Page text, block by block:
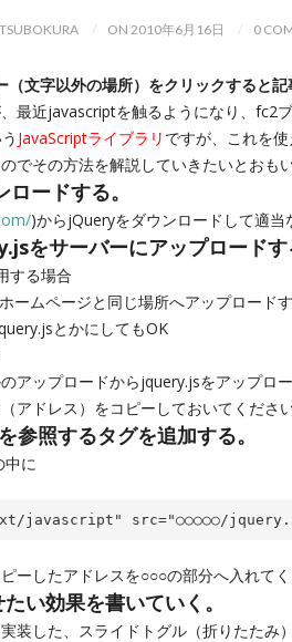
ON 2010年6月16日 0
（文字以外の場所）をクリックすると記
最近javascriptを触るようになり、fc2
JavaScriptライブラリ ですが、これを
でその方法を解説していきたいとおもい
ードする。
)からjQueryをダウンロードして適
をサーバーにアップロードす
する場合
ームページと同じ場所へアップロードす
とかにしてもOK
アップロードからjquery.jsをアップロー
アドレス）をコピーしておいてください
照するタグを追加する。
中に
javascript" src="○○○○○/
ーしたアドレスを○○○の部分へ入れてく
い効果を書いていく。
装した、スライドトグル（折りたたみ